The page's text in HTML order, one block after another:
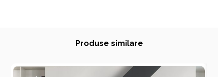
Produse similare